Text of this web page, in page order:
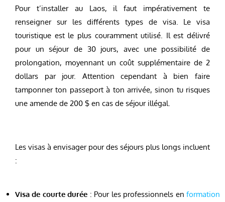
Pour t’installer au Laos, il faut impérativement te
renseigner sur les différents types de visa. Le visa
touristique est le plus couramment utilisé. Il est délivré
pour un séjour de 30 jours, avec une possibilité de
prolongation, moyennant un coût supplémentaire de 2
dollars par jour. Attention cependant à bien faire
tamponner ton passeport à ton arrivée, sinon tu risques
une amende de 200 $ en cas de séjour illégal.
Les visas à envisager pour des séjours plus longs incluent
:
Visa de courte durée : Pour les professionnels enformation